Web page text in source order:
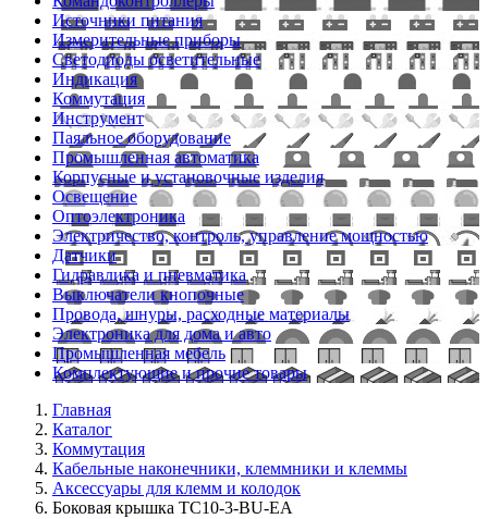
Источники питания
Измерительные приборы
Светодиоды осветительные
Индикация
Коммутация
Инструмент
Паяльное оборудование
Промышленная автоматика
Корпусные и установочные изделия
Освещение
Оптоэлектроника
Электричество, контроль, управление мощностью
Датчики
Гидравлика и пневматика
Выключатели кнопочные
Провода, шнуры, расходные материалы
Электроника для дома и авто
Промышленная мебель
Комплектующие и прочие товары
Главная
Каталог
Коммутация
Кабельные наконечники, клеммники и клеммы
Аксессуары для клемм и колодок
Боковая крышка TC10-3-BU-EA